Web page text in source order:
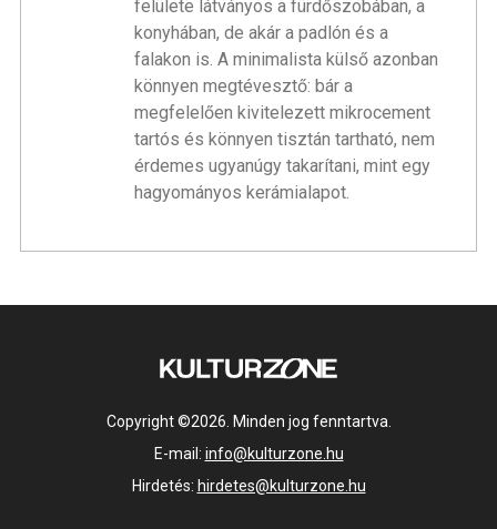
felülete látványos a fürdőszobában, a
konyhában, de akár a padlón és a
falakon is. A minimalista külső azonban
könnyen megtévesztő: bár a
megfelelően kivitelezett mikrocement
tartós és könnyen tisztán tartható, nem
érdemes ugyanúgy takarítani, mint egy
hagyományos kerámialapot.
Copyright ©2026. Minden jog fenntartva.
E-mail: info@kulturzone.hu
Hirdetés: hirdetes@kulturzone.hu